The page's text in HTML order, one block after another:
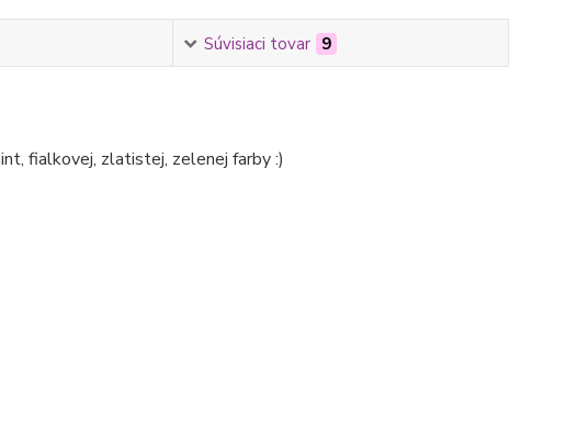
Súvisiaci tovar 9
fialkovej, zlatistej, zelenej farby :)